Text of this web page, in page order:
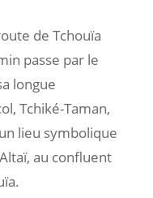
de Tchouïa
passe par le
longue
Tchiké-Taman,
lieu symbolique
au confluent